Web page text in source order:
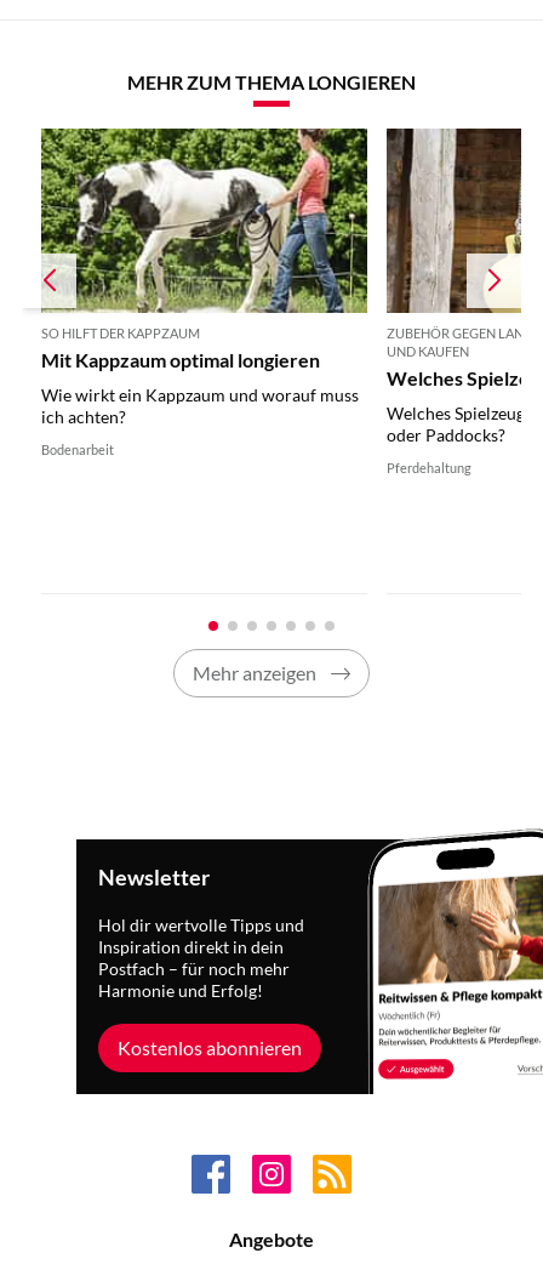
MEHR ZUM THEMA LONGIEREN
SO HILFT DER KAPPZAUM
Mit Kappzaum optimal longieren
Wie wirkt ein Kappzaum und worauf muss
ich achten?
Bodenarbeit
ZUBEHÖR GEGEN
UND KAUFEN
Welches
Welches Spielzeug
oder Paddocks?
Pferdehaltung
Mehr anzeigen
Newsletter
Hol dir wertvolle Tipps und
Inspiration direkt in dein
Postfach – für noch mehr
Harmonie und Erfolg!
Kostenlos abonnieren
Angebote